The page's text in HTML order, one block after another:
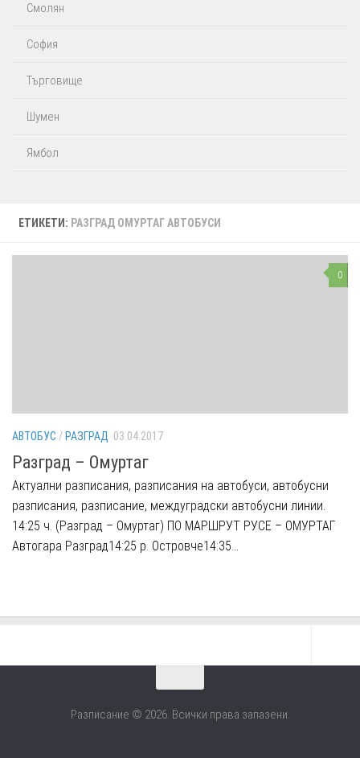
ЕТИКЕТИ: РАЗГРАД ОМУРТАГ АВТОБУСИ
0
АВТОБУС / РАЗГРАД 03.04.2017
Разград – Омуртаг
Aктуални разписания, разписания на автобуси, автобусни
разписания, разписание, междуградски автобусни линии.
14:25 ч. (Разград – Омуртаг) ПО МАРШРУТ РУСЕ – ОМУРТАГ
Автогара Разград14:25 р. Островче14:35...
Смолян
София
Търговище
Шумен
Ямбол
Разписание © 2026. Всички права запазени.